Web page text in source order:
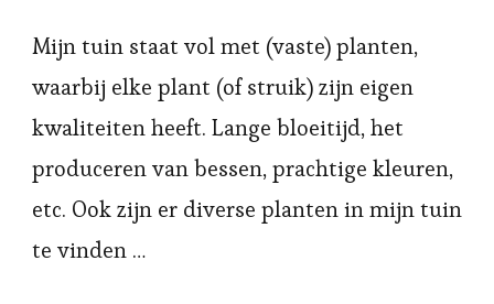
Mijn tuin staat vol met (vaste) planten,
waarbij elke plant (of struik) zijn eigen
kwaliteiten heeft. Lange bloeitijd, het
produceren van bessen, prachtige kleuren,
etc. Ook zijn er diverse planten in mijn tuin
te vinden …